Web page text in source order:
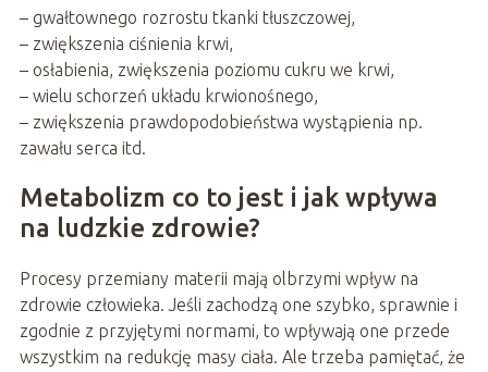
– gwałtownego rozrostu tkanki tłuszczowej,
– zwiększenia ciśnienia krwi,
– osłabienia, zwiększenia poziomu cukru we krwi,
– wielu schorzeń układu krwionośnego,
– zwiększenia prawdopodobieństwa wystąpienia np.
zawału serca itd.
Metabolizm co to jest i jak wpływa
na ludzkie zdrowie?
Procesy przemiany materii mają olbrzymi wpływ na
zdrowie człowieka. Jeśli zachodzą one szybko, sprawnie i
zgodnie z przyjętymi normami, to wpływają one przede
wszystkim na redukcję masy ciała. Ale trzeba pamiętać, że